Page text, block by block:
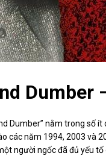
Dumber
Dumber” nằm trong số
các năm 1994, 2003 và
người ngốc đã đủ yếu